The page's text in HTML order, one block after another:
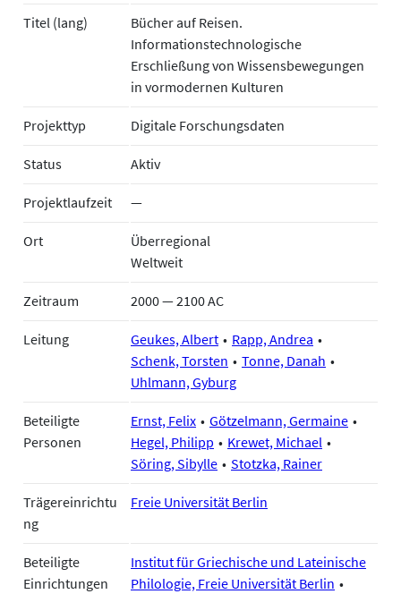
Titel (lang)
Bücher auf Reisen.
Informationstechnologische
Erschließung von Wissensbewegungen
in vormodernen Kulturen
Projekttyp Digitale Forschungsdaten
Status Aktiv
Projektlaufzeit —
Ort
Überregional
Weltweit
Zeitraum 2000 — 2100 AC
Leitung Geukes, Albert
Rapp, Andrea
Schenk, Torsten
Tonne, Danah
Uhlmann, Gyburg
Beteiligte
Personen
Ernst, Felix
Götzelmann, Germaine
Hegel, Philipp
Krewet, Michael
Söring, Sibylle
Stotzka, Rainer
Trägereinrichtu
ng
Freie Universität Berlin
Beteiligte
Einrichtungen
Institut für Griechische und Lateinische
Philologie, Freie Universität Berlin